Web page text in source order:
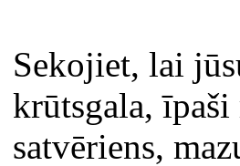
Sekojiet, lai
krūtsgala,
satvēriens,